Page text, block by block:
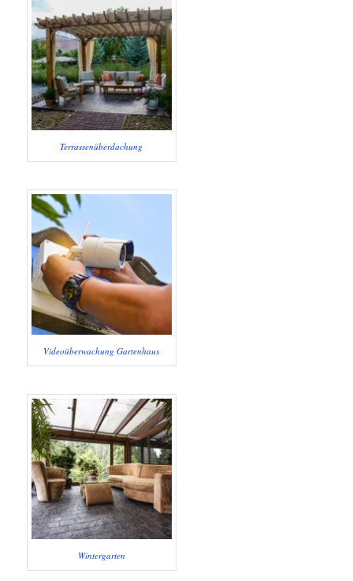
Terrassenüberdachung
Videoüberwachung Gartenhaus
Wintergarten